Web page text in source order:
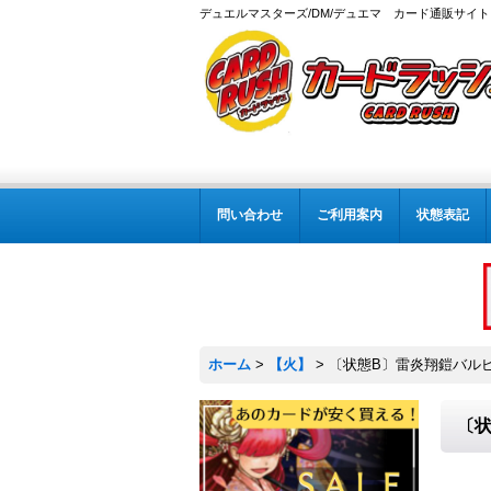
デュエルマスターズ/DM/デュエマ カード通販サイト
問い合わせ ご利用案内 状態表記
ホーム > 【火】 > 〔状態B〕雷炎翔鎧バ
〔